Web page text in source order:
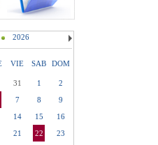
2026
VIE SAB DOM
31 1
2
7 8
9
14 15
16
21 22
23